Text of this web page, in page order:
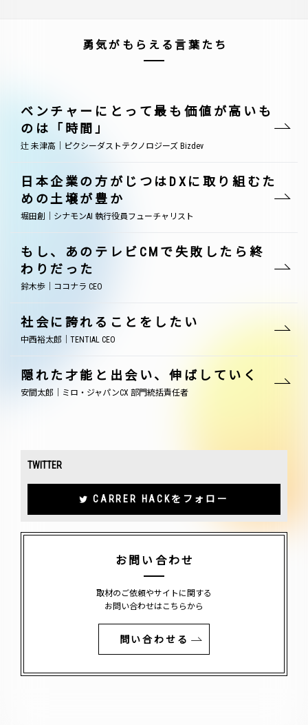
勇気がもらえる言葉たち
ベンチャーにとって最も価値が高いも
のは「時間」
辻 未津高｜ピクシーダストテクノロジーズ Bizdev
日本企業の方がじつはDXに取り組むた
めの土壌が豊か
堀田創｜シナモンAI 執行役員フューチャリスト
もし、あのテレビCMで失敗したら終
わりだった
鈴木歩｜ココナラ CEO
社会に誇れることをしたい
中西裕太郎｜TENTIAL CEO
隠れた才能と出会い、伸ばしていく
安間太郎｜ミロ・ジャパンCX 部門統括責任者
TWITTER
CARRER HACKをフォロー
お問い合わせ
取材のご依頼やサイトに関する
お問い合わせはこちらから
問い合わせる